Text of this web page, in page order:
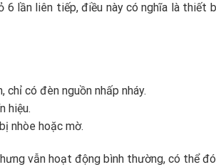
6 lần liên tiếp, điều này có nghĩa là thiết
có đèn nguồn nhấp nháy.
hiệu.
nhòe hoặc mờ.
vẫn hoạt động bình thường, có thể